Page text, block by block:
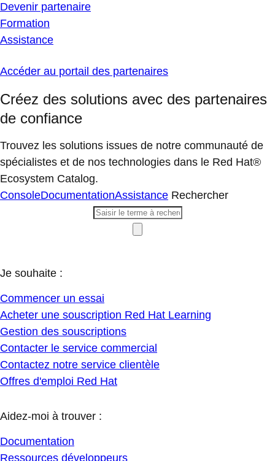
Devenir partenaire
Formation
Assistance
Accéder au portail des partenaires
Créez des solutions avec des partenaires
de confiance
Trouvez les solutions issues de notre communauté de
spécialistes et de nos technologies dans le Red Hat®
Ecosystem Catalog.
ConsoleDocumentationAssistance Rechercher
Je souhaite :
Commencer un essai
Acheter une souscription Red Hat Learning
Gestion des souscriptions
Contacter le service commercial
Contactez notre service clientèle
Offres d'emploi Red Hat
Aidez-moi à trouver :
Documentation
Ressources développeurs